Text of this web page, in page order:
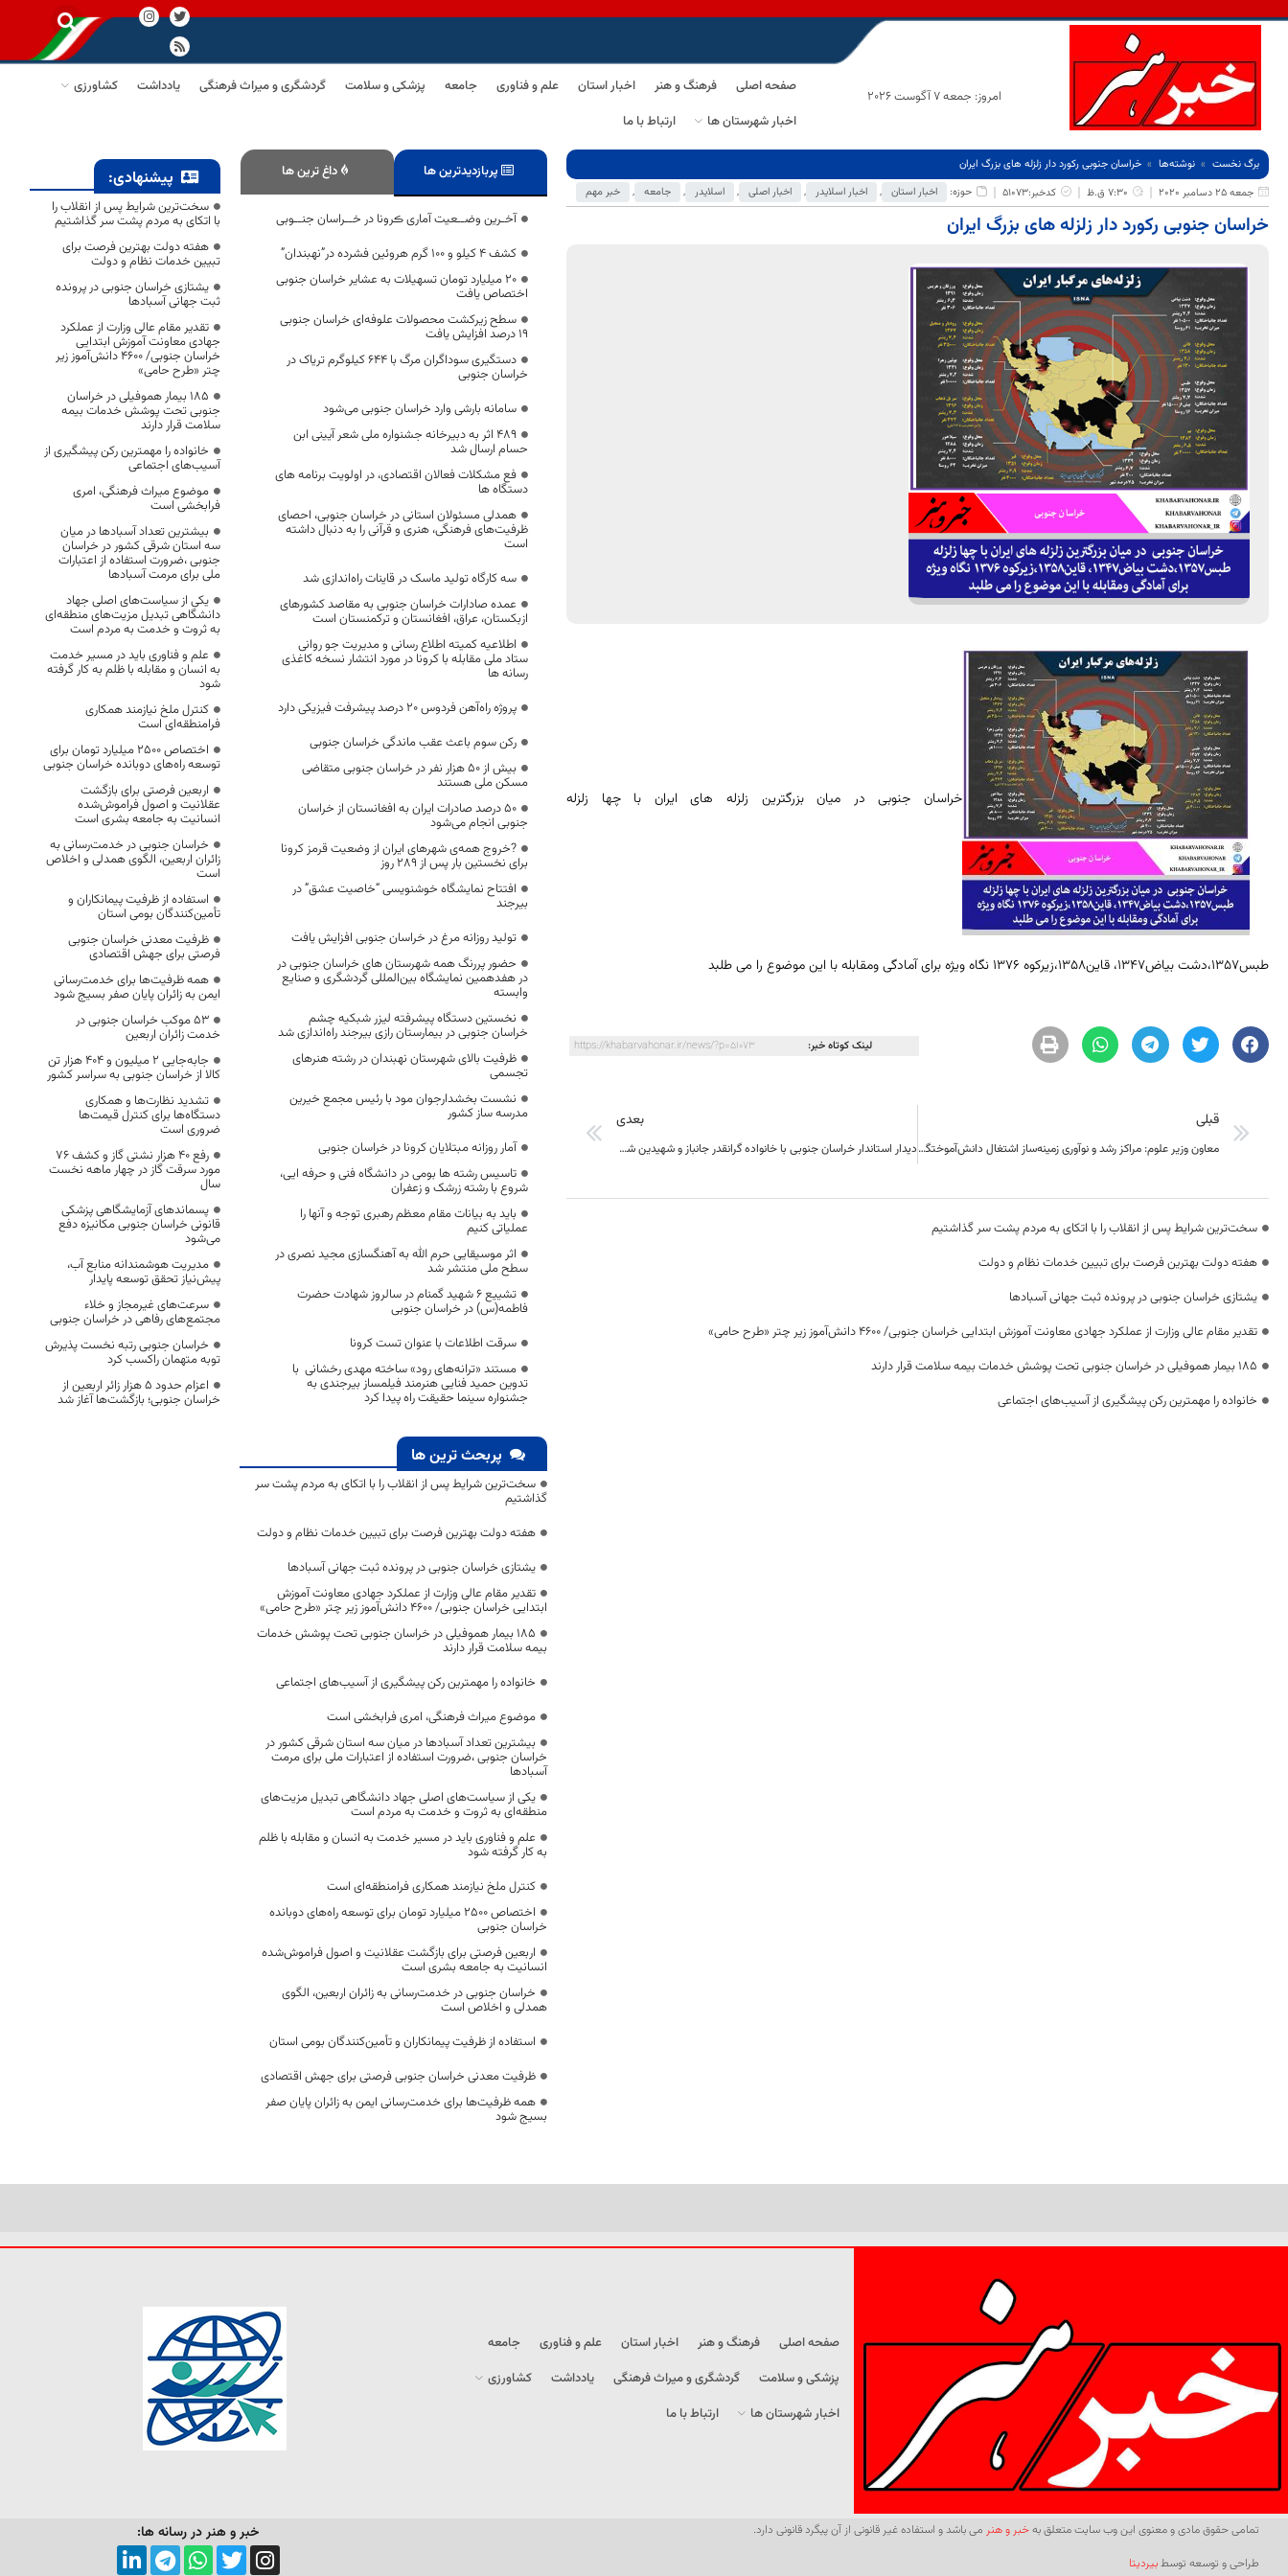
امروز: جمعه 7 آگوست 2026
صفحه اصلی فرهنگ و هنر اخبار استان علم و فناوری جامعه پزشکی و سلامت گردشگری و میراث فرهنگی یادداشت
کشاورزی
اخبار شهرستان ها
ارتباط با ما
برگ نخست نوشته‌ها
خراسان جنوبی رکورد دار زلزله های بزرگ ایران
جمعه 25 دسامبر 2020
7:30 ق.ظ کدخبر:51073 حوزه: اخبار استان , اخبار اسلایدر , اخبار اصلی , اسلایدر , جامعه , خبر مهم
خراسان جنوبی رکورد دار زلزله های بزرگ ایران
خراسان جنوبی در میان بزرگترین زلزله های ایران با چها زلزله
طبس1357،دشت بیاض1347، قاین1358،زیرکوه 1376 نگاه ویژه برای آمادگی ومقابله با این موضوع را می طلبد
لینک کوتاه خبر: https://khabarvahonar.ir/news/?p=51073
قبلی
معاون وزیر علوم: مراکز رشد و نوآوری زمینه‌ساز اشتغال دانش‌آموختگان است
بعدی
دیدار استاندار خراسان جنوبی با خانواده گرانقدر جانباز و شهیدین شهپر
سخت‌ترین شرایط پس از انقلاب را با اتکای به مردم پشت سر گذاشتیم
هفته دولت بهترین فرصت برای تبیین خدمات نظام و دولت
یشتازی خراسان جنوبی در پرونده ثبت جهانی آسبادها
تقدیر مقام عالی وزارت از عملکرد جهادی معاونت آموزش ابتدایی خراسان جنوبی/ ۴۶۰۰ دانش‌آموز زیر چتر «طرح حامی»
۱۸۵ بیمار هموفیلی در خراسان جنوبی تحت پوشش خدمات بیمه سلامت قرار دارند
خانواده را مهمترین رکن پیشگیری از آسیب‌های اجتماعی
پربازدیدترین ها داغ ترین ها
آخـرین وضــعیت آماری ڪرونا در خــراسان جنــوبی
كشف 4 کیلو و 100 گرم هروئین فشرده در”نهبندان”
۲۰ میلیارد تومان تسهیلات به عشایر خراسان جنوبی
اختصاص یافت
سطح زیرکشت محصولات علوفه‌ای خراسان جنوبی
۱۹ درصد افزایش یافت
دستگیری سوداگران مرگ با ۶۴۴ کیلوگرم تریاک در
خراسان جنوبی
سامانه بارشی وارد خراسان جنوبی می‌شود
۴۸۹ اثر به دبیرخانه جشنواره ملی شعر آیینی ابن
حسام ارسال شد
فع مشکلات فعالان اقتصادی، در اولویت برنامه های
دستگاه ها
همدلی مسئولان استانی در خراسان جنوبی، احصای
ظرفیت‌های فرهنگی، هنری و قرآنی را به دنبال داشته
است
سه کارگاه تولید ماسک در قاینات راه‌اندازی شد
عمده صادارات خراسان جنوبی به مقاصد کشورهای
ازبکستان، عراق، افغانستان و ترکمنستان است
اطلاعیه کمیته اطلاع رسانی و مدیریت جو روانی
ستاد ملی مقابله با کرونا در مورد انتشار نسخه کاغذی
رسانه ها
پروژه راه‌آهن فردوس ۲۰ درصد پیشرفت فیزیکی دارد
رکن سوم باعث عقب ماندگی خراسان جنوبی
بیش از ۵۰ هزار نفر در خراسان جنوبی متقاضی
مسکن ملی هستند
۵۰ درصد صادرات ایران به افغانستان از خراسان
جنوبی انجام می‌شود
?خروج همه‌ی شهرهای ایران از وضعیت قرمز کرونا
برای نخستین بار پس از ۲۸۹ روز
افتتاح نمایشگاه خوشنویسی “خاصیت عشق” در
بیرجند
تولید روزانه مرغ در خراسان جنوبی افزایش یافت
حضور پررنگ همه شهرستان های خراسان جنوبی در
در هفدهمین نمایشگاه بین‌المللی گردشگری و صنایع
وابسته
نخستین دستگاه پیشرفته لیزر شبکیه چشم
خراسان جنوبی در بیمارستان رازی بیرجند راه‌اندازی شد
ظرفیت بالای شهرستان نهبندان در رشته هنرهای
تجسمی
نشست بخشدارجوان مود با رئیس مجمع خیرین
مدرسه ساز کشور
آمار روزانه مبتلایان کرونا در خراسان جنوبی
تاسیس رشته ها بومی در دانشگاه فنی و حرفه ایی،
شروع با رشته زرشک و زعفران
باید به بیانات مقام معظم رهبری توجه و آنها را
عملیاتی کنیم
اثر موسیقایی حرم الله به آهنگسازی مجید نصری در
سطح ملی منتشر شد
تشییع ۶ شهید گمنام در سالروز شهادت حضرت
فاطمه(س) در خراسان جنوبی
سرقت اطلاعات با عنوان تست کرونا
مستند «ترانه‌های رود» ساخته مهدی رخشانی با
تدوین حمید فنایی هنرمند فیلمساز بیرجندی به
جشنواره سینما حقیقت راه پیدا کرد
پربحث ترین ها
سخت‌ترین شرایط پس از انقلاب را با اتکای به مردم پشت سر
گذاشتیم
هفته دولت بهترین فرصت برای تبیین خدمات نظام و دولت
یشتازی خراسان جنوبی در پرونده ثبت جهانی آسبادها
تقدیر مقام عالی وزارت از عملکرد جهادی معاونت آموزش
ابتدایی خراسان جنوبی/ ۴۶۰۰ دانش‌آموز زیر چتر «طرح حامی»
۱۸۵ بیمار هموفیلی در خراسان جنوبی تحت پوشش خدمات
بیمه سلامت قرار دارند
خانواده را مهمترین رکن پیشگیری از آسیب‌های اجتماعی
موضوع میراث فرهنگی، امری فرابخشی است
بیشترین تعداد آسبادها در میان سه استان شرقی کشور در
خراسان جنوبی ،ضرورت استفاده از اعتبارات ملی برای مرمت
آسبادها
یکی از سیاست‌های اصلی جهاد دانشگاهی تبدیل مزیت‌های
منطقه‌ای به ثروت و خدمت به مردم است
علم و فناوری باید در مسیر خدمت به انسان و مقابله با ظلم
به کار گرفته شود
کنترل ملخ نیازمند همکاری فرامنطقه‌ای است
اختصاص 2500 میلیارد تومان برای توسعه راه‌های دوبانده
خراسان جنوبی
اربعین فرصتی برای بازگشت عقلانیت و اصول فراموش‌شده
انسانیت به جامعه بشری است
خراسان جنوبی در خدمت‌رسانی به زائران اربعین، الگوی
همدلی و اخلاص است
استفاده از ظرفیت پیمانکاران و تأمین‌کنندگان بومی استان
ظرفیت معدنی خراسان جنوبی فرصتی برای جهش اقتصادی
همه ظرفیت‌ها برای خدمت‌رسانی ایمن به زائران پایان صفر
بسیج شود
پیشنهادی:
سخت‌ترین شرایط پس از انقلاب را
با اتکای به مردم پشت سر گذاشتیم
هفته دولت بهترین فرصت برای
تبیین خدمات نظام و دولت
یشتازی خراسان جنوبی در پرونده
ثبت جهانی آسبادها
تقدیر مقام عالی وزارت از عملکرد
جهادی معاونت آموزش ابتدایی
خراسان جنوبی/ ۴۶۰۰ دانش‌آموز زیر
چتر «طرح حامی»
۱۸۵ بیمار هموفیلی در خراسان
جنوبی تحت پوشش خدمات بیمه
سلامت قرار دارند
خانواده را مهمترین رکن پیشگیری از
آسیب‌های اجتماعی
موضوع میراث فرهنگی، امری
فرابخشی است
بیشترین تعداد آسبادها در میان
سه استان شرقی کشور در خراسان
جنوبی ،ضرورت استفاده از اعتبارات
ملی برای مرمت آسبادها
یکی از سیاست‌های اصلی جهاد
دانشگاهی تبدیل مزیت‌های منطقه‌ای
به ثروت و خدمت به مردم است
علم و فناوری باید در مسیر خدمت
به انسان و مقابله با ظلم به کار گرفته
شود
کنترل ملخ نیازمند همکاری
فرامنطقه‌ای است
اختصاص 2500 میلیارد تومان برای
توسعه راه‌های دوبانده خراسان جنوبی
اربعین فرصتی برای بازگشت
عقلانیت و اصول فراموش‌شده
انسانیت به جامعه بشری است
خراسان جنوبی در خدمت‌رسانی به
زائران اربعین، الگوی همدلی و اخلاص
است
استفاده از ظرفیت پیمانکاران و
تأمین‌کنندگان بومی استان
ظرفیت معدنی خراسان جنوبی
فرصتی برای جهش اقتصادی
همه ظرفیت‌ها برای خدمت‌رسانی
ایمن به زائران پایان صفر بسیج شود
53 موکب خراسان جنوبی در
خدمت زائران اربعین
جابه‌جایی 2 میلیون و 404 هزار تن
کالا از خراسان جنوبی به سراسر کشور
تشدید نظارت‌ها و همکاری
دستگاه‌ها برای کنترل قیمت‌ها
ضروری است
رفع 40 هزار نشتی گاز و کشف 76
مورد سرقت گاز در چهار ماهه نخست
سال
پسماندهای آزمایشگاهی پزشکی
قانونی خراسان جنوبی مکانیزه دفع
می‌شود
مدیریت هوشمندانه منابع آب،
پیش‌نیاز تحقق توسعه پایدار
سرعت‌های غیرمجاز و خلاء
مجتمع‌های رفاهی در خراسان جنوبی
خراسان جنوبی رتبه نخست پذیرش
توبه متهمان راکسب کرد
اعزام حدود 5 هزار زائر اربعین از
خراسان جنوبی؛ بازگشت‌ها آغاز شد
صفحه اصلی فرهنگ و هنر اخبار استان علم و فناوری
جامعه
پزشکی و سلامت
گردشگری و میراث فرهنگی یادداشت
کشاورزی
اخبار شهرستان ها
ارتباط با ما
تمامی حقوق مادی و معنوی این وب سایت متعلق بهخبر و هنر می باشد و استفاده غیر قانونی از آن پیگرد قانونی دارد.
طراحی و توسعه توسطبیردیتا
خبر و هنر در رسانه ها: